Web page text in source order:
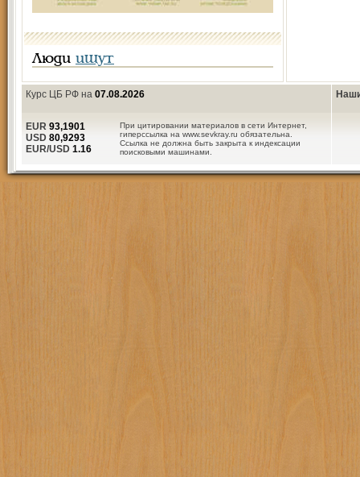
Люди ищут
Курс ЦБ РФ на 07.08.2026
При цитировании материалов в сети Интернет,
гиперссылка на www.sevkray.ru обязательна.
Ссылка не должна быть закрыта к индексации
поисковыми машинами.
EUR 93,1901
USD 80,9293
EUR/USD 1.16